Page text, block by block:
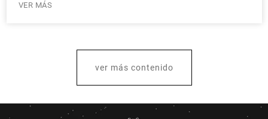
VER MÁS
ver más contenido